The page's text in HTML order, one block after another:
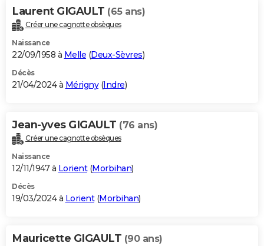
Laurent GIGAULT (65 ans)
Créer une cagnotte obsèques
Naissance
22/09/1958 à Melle (Deux-Sèvres)
Décès
21/04/2024 à Mérigny(Indre)
Jean-yves GIGAULT (76 ans)
Créer une cagnotte obsèques
Naissance
12/11/1947 à Lorient(Morbihan)
Décès
19/03/2024 à Lorient(Morbihan)
Mauricette GIGAULT (90 ans)